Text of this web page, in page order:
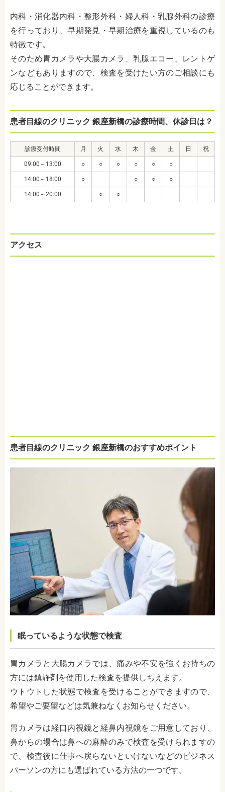
内科・消化器内科・整形外科・婦人科・乳腺外科の診療
を行っており、早期発見・早期治療を重視しているのも
特徴です。
そのため胃カメラや大腸カメラ、乳腺エコー、レントゲ
ンなどもありますので、検査を受けたい方のご相談にも
応じることができます。
患者目線のクリニック 銀座新橋の診療時間、休診日は？
診療受付時間 月 火 水 木 金 土 日 祝
09:00～13:00 ○ ○ ○ ○ ○ ○
14:00～18:00 ○ ○ ○ ○
14:00～20:00 ○ ○
アクセス
患者目線のクリニック 銀座新橋のおすすめポイント
眠っているような状態で検査
胃カメラと大腸カメラでは、痛みや不安を強くお持ちの
方には鎮静剤を使用した検査を提供しちえます。
ウトウトした状態で検査を受けることができますので、
希望やご要望などは気兼ねなくお知らせください。
胃カメラは経口内視鏡と経鼻内視鏡をご用意しており、
鼻からの場合は鼻への麻酔のみで検査を受けられますの
で、検査後に仕事へ戻らないといけないなどのビジネス
パーソンの方にも選ばれている方法の一つです。